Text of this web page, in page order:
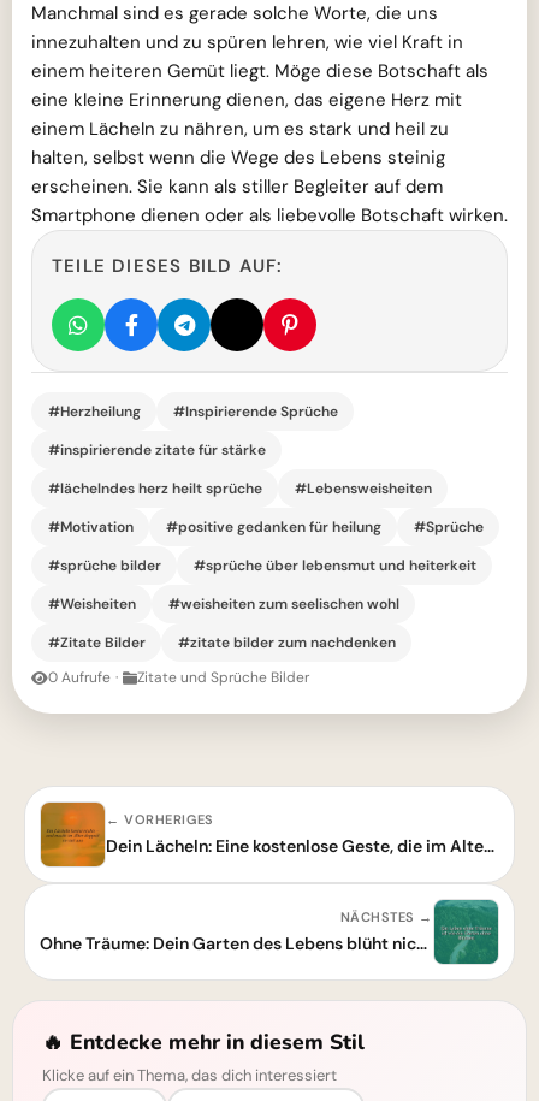
Manchmal sind es gerade solche Worte, die uns
innezuhalten und zu spüren lehren, wie viel Kraft in
einem heiteren Gemüt liegt. Möge diese Botschaft als
eine kleine Erinnerung dienen, das eigene Herz mit
einem Lächeln zu nähren, um es stark und heil zu
halten, selbst wenn die Wege des Lebens steinig
erscheinen. Sie kann als stiller Begleiter auf dem
Smartphone dienen oder als liebevolle Botschaft wirken.
TEILE DIESES BILD AUF:
#Herzheilung
#Inspirierende Sprüche
#inspirierende zitate für stärke
#lächelndes herz heilt sprüche
#Lebensweisheiten
#Motivation
#positive gedanken für heilung
#Sprüche
#sprüche bilder
#sprüche über lebensmut und heiterkeit
#Weisheiten
#weisheiten zum seelischen wohl
#Zitate Bilder
#zitate bilder zum nachdenken
0 Aufrufe · Zitate und Sprüche Bilder
← VORHERIGES
Dein Lächeln: Eine kostenlose Geste, die im Alter doppelt zählt!
NÄCHSTES →
Ohne Träume: Dein Garten des Lebens blüht nicht – Inspirierendes Zitat
🔥 Entdecke mehr in diesem Stil
Klicke auf ein Thema, das dich interessiert